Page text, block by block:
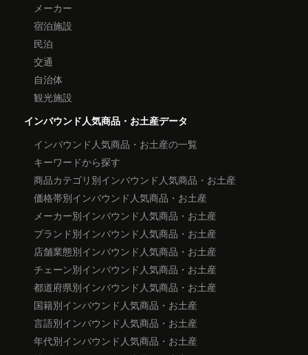
メーカー
宿泊施設
民泊
交通
自治体
観光施設
インバウンド人気商品・お土産データ
インバウンド人気商品・お土産の一覧
キーワードから探す
商品カテゴリ別インバウンド人気商品・お土産
価格帯別インバウンド人気商品・お土産
メーカー別インバウンド人気商品・お土産
ブランド別インバウンド人気商品・お土産
店舗業態別インバウンド人気商品・お土産
チェーン別インバウンド人気商品・お土産
都道府県別インバウンド人気商品・お土産
国籍別インバウンド人気商品・お土産
言語別インバウンド人気商品・お土産
年代別インバウンド人気商品・お土産